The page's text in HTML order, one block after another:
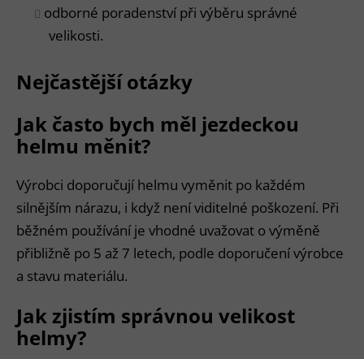
odborné poradenství při výběru správné
velikosti.
Nejčastější otázky
Jak často bych měl jezdeckou
helmu měnit?
Výrobci doporučují helmu vyměnit po každém
silnějším nárazu, i když není viditelné poškození. Při
běžném používání je vhodné uvažovat o výměně
přibližně po 5 až 7 letech, podle doporučení výrobce
a stavu materiálu.
Jak zjistím správnou velikost
helmy?